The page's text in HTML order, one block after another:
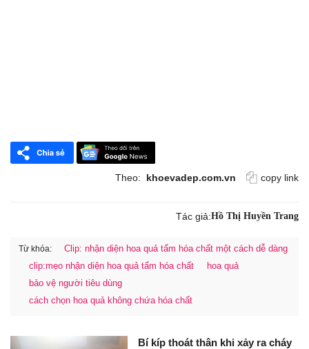
Theo: khoevadep.com.vn copy link
Tác giả:Hồ Thị Huyền Trang
Từ khóa:
Clip: nhận diện hoa quả tẩm hóa chất một cách dễ dàng
clip:mẹo nhận diện hoa quả tẩm hóa chất
hoa quả
bảo vệ người tiêu dùng
cách chọn hoa quả không chứa hóa chất
Bí kíp thoát thân khi xảy ra cháy